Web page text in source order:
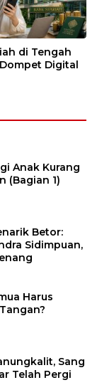
di Tengah
Digital
Anak Kurang
(Bagian 1)
Betor:
Sidimpuan,
Harus
Sang
Telah Pergi